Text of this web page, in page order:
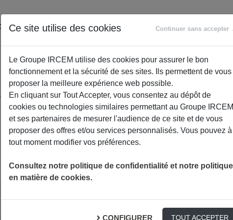
RETRAITE
ACCOMPAGNEMENT
ACCOMPAGNER LE QUOTIDIEN
Ce site utilise des cookies Continuer sans accepter
Le Groupe IRCEM utilise des cookies pour assurer le bon
fonctionnement et la sécurité de ses sites. Ils permettent de vous
proposer la meilleure expérience web possible.
En cliquant sur Tout Accepter, vous consentez au dépôt de
cookies ou technologies similaires permettant au Groupe IRCEM
et ses partenaires de mesurer l'audience de ce site et de vous
proposer des offres et/ou services personnalisés. Vous pouvez à
tout moment modifier vos préférences.
Consultez notre politique de confidentialité et notre politique
en matière de cookies.
CONFIGURER TOUT ACCEPTER